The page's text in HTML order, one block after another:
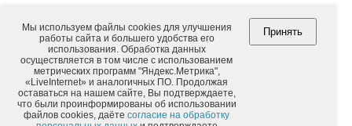
Copyright © 2026. ООО "ВНЕШПОСЫЛТОРГ".
Мы используем файлы cookies для улучшения
работы сайта и большего удобства его
использования. Обработка данных
осуществляется в том числе с использованием
метрических программ "Яндекс.Метрика",
«LiveInternet» и аналогичных ПО. Продолжая
оставаться на нашем сайте, Вы подтверждаете,
что были проинформированы об использовании
файлов cookies, даёте согласие на обработку
Принять
Обычная версия